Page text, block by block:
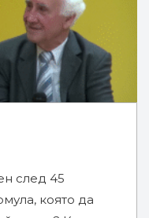
след 45
която да